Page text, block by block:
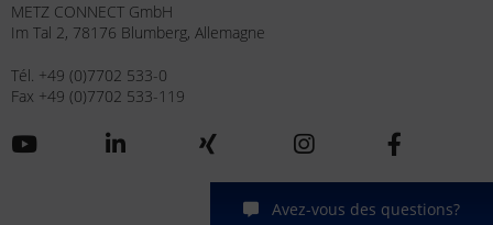
METZ CONNECT GmbH
Im Tal 2, 78176 Blumberg, Allemagne
Tél. +49 (0)7702 533-0
Fax +49 (0)7702 533-119
Avez-vous des questions?